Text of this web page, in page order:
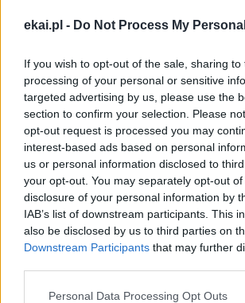
ekai.pl - Do Not Process My
If you wish to opt-out of the sale, sharing
processing of your personal or sensitive
targeted advertising by us, please use the
section to confirm your selection. Please
opt-out request is processed you may
interest-based ads based on personal
us or personal information disclosed to
your opt-out. You may separately opt-out
disclosure of your personal information by
IAB’s list of downstream participants. This
also be disclosed by us to third parties on
Downstream Participants that may further
Personal Data Processing Opt Outs
BP MAREK SOLARCZYK
RUCH „ŚWIATŁO-ŻYCIE"
Najnowsze
09 sierpnia 2026 | 04:22
Kard. Timothy Radcliffe na odpuście u
08 sierpnia 2026 | 21:11
08 sierpnia 2026 | 21:07